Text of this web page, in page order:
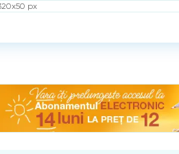
px